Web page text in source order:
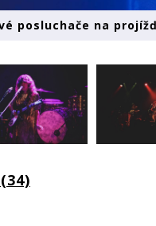
posluchače na